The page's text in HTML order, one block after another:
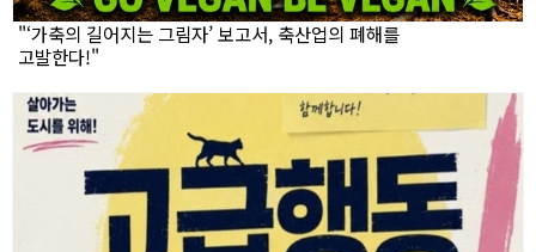
"‘가축의 길어지는 그림자’ 보고서, 축산업의 폐해를
고발한다!"